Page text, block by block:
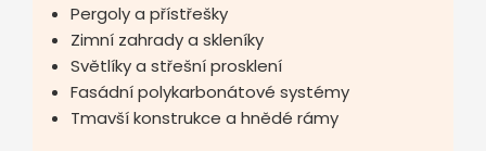
Pergoly a přístřešky
Zimní zahrady a skleníky
Světlíky a střešní prosklení
Fasádní polykarbonátové systémy
Tmavší konstrukce a hnědé rámy